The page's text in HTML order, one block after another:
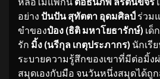
อย่าง ปันปัน สุทัตตา อุดมศิลป์ ร่วม
ขำของป๋อง (ธิติ มหาโยธารักษ์) เด็
รัก มิ้ง (นรีกุล เกตุประภากร) นักเรี
ระบายความรู้สึกของเขาที่มีต่อมิ้ง
สมุดเองกับมือ จนวันหนึ่งสมุดได้ถู